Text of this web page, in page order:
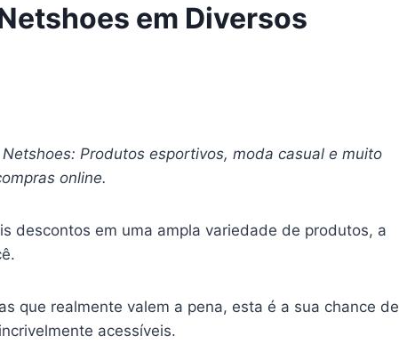
em Diversos
Produtos esportivos, moda casual e muito
online.
descontos em uma ampla variedade de produtos, a
que realmente valem a pena, esta é a sua chance de
acessíveis.